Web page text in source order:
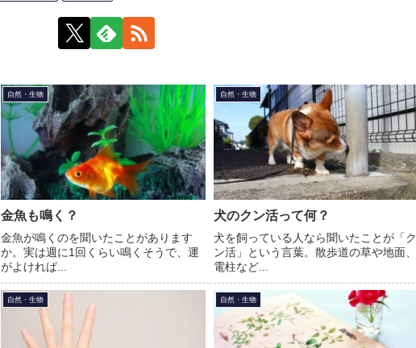
自然・生物
金魚も鳴く？
金魚が鳴くのを聞いたことがあります
か。実は週に1回くらい鳴くそうで、運
がよければ...
自然・生物
犬のクン活って何？
犬を飼っている人なら聞いたことが「ク
ン活」という言葉。散歩道の草や地面、
電柱など...
自然・生物 自然・生物